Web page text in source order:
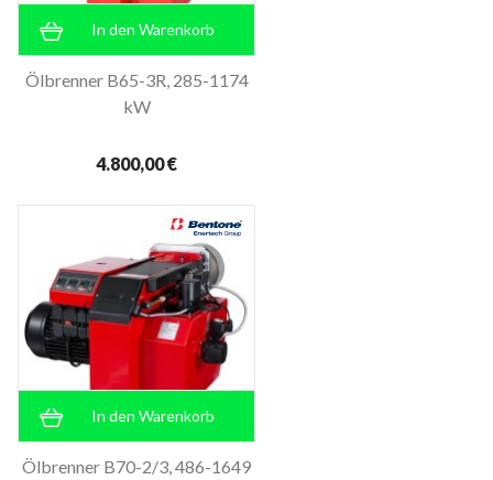
In den Warenkorb
Ölbrenner B65-3R, 285-1174
kW
4.800,00 €
In den Warenkorb
Ölbrenner B70-2/3, 486-1649